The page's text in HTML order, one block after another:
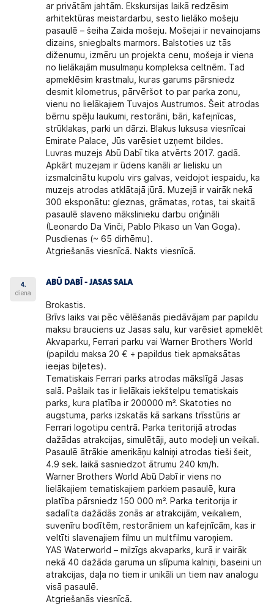
ar privātām jahtām. Ekskursijas laikā redzēsim
arhitektūras meistardarbu, sesto lielāko mošeju
pasaulē – šeiha Zaida mošeju. Mošejai ir nevainojams
dizains, sniegbalts marmors. Balstoties uz tās
diženumu, izmēru un projekta cenu, mošeja ir viena
no lielākajām musulmaņu kompleksa celtnēm. Tad
apmeklēsim krastmalu, kuras garums pārsniedz
desmit kilometrus, pārvēršot to par parka zonu,
vienu no lielākajiem Tuvajos Austrumos. Šeit atrodas
bērnu spēļu laukumi, restorāni, bāri, kafejnīcas,
strūklakas, parki un dārzi. Blakus luksusa viesnīcai
Emirate Palace, Jūs varēsiet uzņemt bildes.
Luvras muzejs Abū Dabī tika atvērts 2017. gadā.
Apkārt muzejam ir ūdens kanāli ar lielisku un
izsmalcinātu kupolu virs galvas, veidojot iespaidu, ka
muzejs atrodas atklātajā jūrā. Muzejā ir vairāk nekā
300 eksponātu: gleznas, grāmatas, rotas, tai skaitā
pasaulē slaveno mākslinieku darbu oriģināli
(Leonardo Da Vinči, Pablo Pikaso un Van Goga).
Pusdienas (~ 65 dirhēmu).
Atgriešanās viesnīcā. Nakts viesnīcā.
4.
diena
ABŪ DABĪ - JASAS SALA
Brokastis.
Brīvs laiks vai pēc vēlēšanās piedāvājam par papildu
maksu brauciens uz Jasas salu, kur varēsiet apmeklēt
Akvaparku, Ferrari parku vai Warner Brothers World
(papildu maksa 20 € + papildus tiek apmaksātas
ieejas biļetes).
Tematiskais Ferrari parks atrodas mākslīgā Jasas
salā. Pašlaik tas ir lielākais iekštelpu tematiskais
parks, kura platība ir 200000 m². Skatoties no
augstuma, parks izskatās kā sarkans trīsstūris ar
Ferrari logotipu centrā. Parka teritorijā atrodas
dažādas atrakcijas, simulētāji, auto modeļi un veikali.
Pasaulē ātrākie amerikāņu kalniņi atrodas tieši šeit,
4.9 sek. laikā sasniedzot ātrumu 240 km/h.
Warner Brothers World Abū Dabī ir viens no
lielākajiem tematiskajiem parkiem pasaulē, kura
platība pārsniedz 150 000 m². Parka teritorija ir
sadalīta dažādās zonās ar atrakcijām, veikaliem,
suvenīru bodītēm, restorāniem un kafejnīcām, kas ir
veltīti slavenajiem filmu un multfilmu varoņiem.
YAS Waterworld – milzīgs akvaparks, kurā ir vairāk
nekā 40 dažāda garuma un slīpuma kalniņi, baseini un
atrakcijas, daļa no tiem ir unikāli un tiem nav analogu
visā pasaulē.
Atgriešanās viesnīcā.